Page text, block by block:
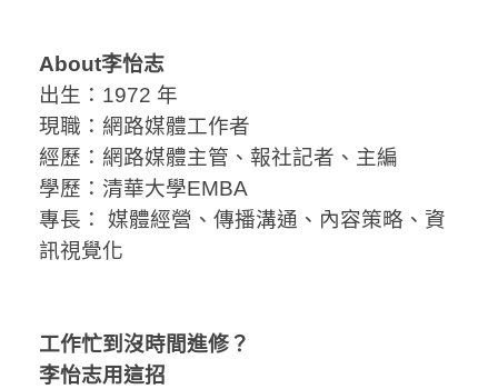
About李怡志
出生：1972 年
現職：網路媒體工作者
經歷：網路媒體主管、報社記者、主編
學歷：清華大學EMBA
專長： 媒體經營、傳播溝通、內容策略、資
訊視覺化
工作忙到沒時間進修？
李怡志用這招